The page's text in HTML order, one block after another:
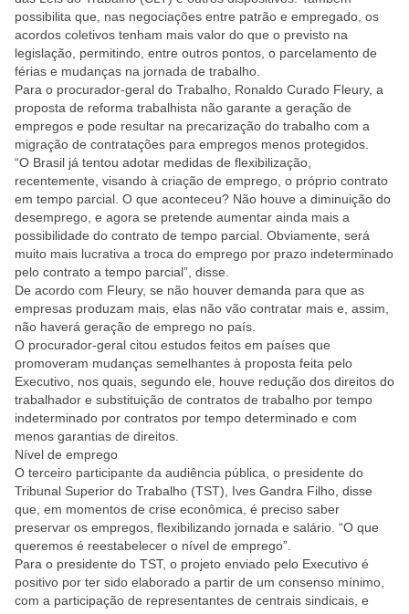
possibilita que, nas negociações entre patrão e empregado, os
acordos coletivos tenham mais valor do que o previsto na
legislação, permitindo, entre outros pontos, o parcelamento de
férias e mudanças na jornada de trabalho.
Para o procurador-geral do Trabalho, Ronaldo Curado Fleury, a
proposta de reforma trabalhista não garante a geração de
empregos e pode resultar na precarização do trabalho com a
migração de contratações para empregos menos protegidos.
“O Brasil já tentou adotar medidas de flexibilização,
recentemente, visando à criação de emprego, o próprio contrato
em tempo parcial. O que aconteceu? Não houve a diminuição do
desemprego, e agora se pretende aumentar ainda mais a
possibilidade do contrato de tempo parcial. Obviamente, será
muito mais lucrativa a troca do emprego por prazo indeterminado
pelo contrato a tempo parcial”, disse.
De acordo com Fleury, se não houver demanda para que as
empresas produzam mais, elas não vão contratar mais e, assim,
não haverá geração de emprego no país.
O procurador-geral citou estudos feitos em países que
promoveram mudanças semelhantes à proposta feita pelo
Executivo, nos quais, segundo ele, houve redução dos direitos do
trabalhador e substituição de contratos de trabalho por tempo
indeterminado por contratos por tempo determinado e com
menos garantias de direitos.
Nível de emprego
O terceiro participante da audiência pública, o presidente do
Tribunal Superior do Trabalho (TST), Ives Gandra Filho, disse
que, em momentos de crise econômica, é preciso saber
preservar os empregos, flexibilizando jornada e salário. “O que
queremos é reestabelecer o nível de emprego”.
Para o presidente do TST, o projeto enviado pelo Executivo é
positivo por ter sido elaborado a partir de um consenso mínimo,
com a participação de representantes de centrais sindicais, e